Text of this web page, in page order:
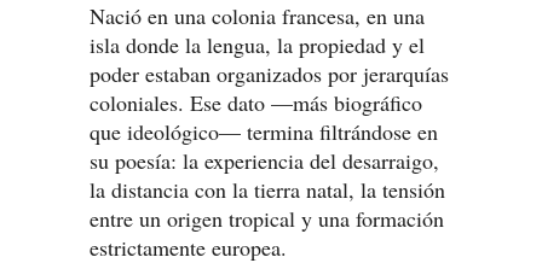
Nació en una colonia francesa, en una
isla donde la lengua, la propiedad y el
poder estaban organizados por jerarquías
coloniales. Ese dato —más biográfico
que ideológico— termina filtrándose en
su poesía: la experiencia del desarraigo,
la distancia con la tierra natal, la tensión
entre un origen tropical y una formación
estrictamente europea.